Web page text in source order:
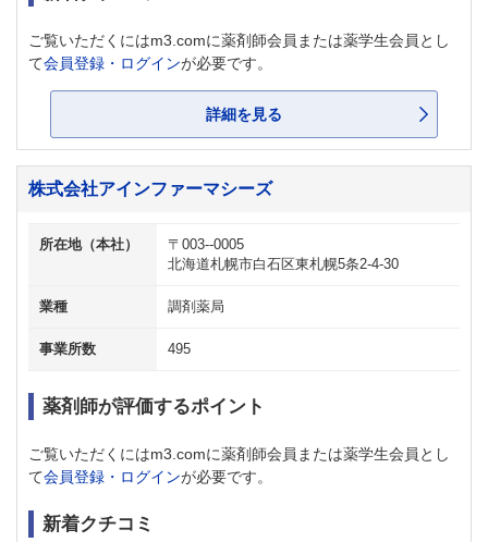
ご覧いただくにはm3.comに薬剤師会員または薬学生会員とし
て会員登録・ログインが必要です。
詳細を見る
株式会社アインファーマシーズ
所在地（本社）
〒003--0005
北海道札幌市白石区東札幌5条2-4-30
業種 調剤薬局
事業所数 495
薬剤師が評価するポイント
ご覧いただくにはm3.comに薬剤師会員または薬学生会員とし
て会員登録・ログインが必要です。
新着クチコミ